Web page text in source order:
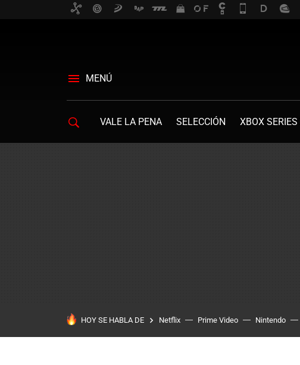
MENÚ
VALE LA PENA SELECCIÓN XBOX
HOY SE HABLA DE Netflix Prime Video Nintendo